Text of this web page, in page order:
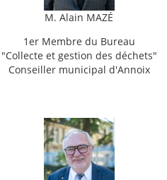
M. Alain MAZÉ
1er Membre du Bureau
"Collecte et gestion des déchets"
Conseiller municipal d'Annoix